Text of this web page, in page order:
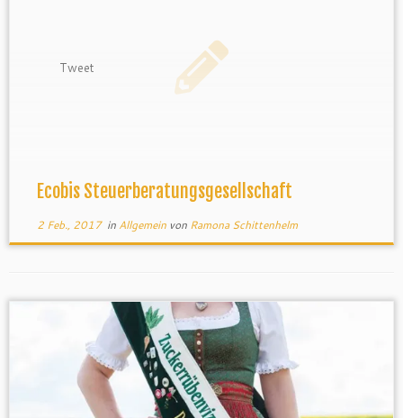
Tweet
Ecobis Steuerberatungsgesellschaft
2 Feb., 2017in Allgemein von Ramona Schittenhelm